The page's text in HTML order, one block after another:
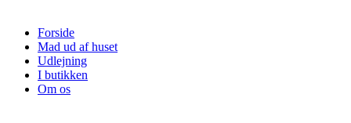
Forside
Mad ud af huset
Udlejning
I butikken
Om os